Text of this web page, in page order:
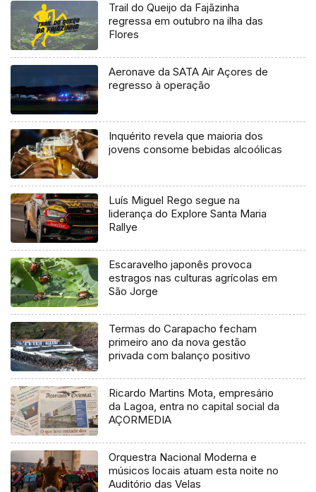
Trail do Queijo da Fajãzinha
regressa em outubro na ilha das
Flores
Aeronave da SATA Air Açores de
regresso à operação
Inquérito revela que maioria dos
jovens consome bebidas alcoólicas
Luís Miguel Rego segue na
liderança do Explore Santa Maria
Rallye
Escaravelho japonês provoca
estragos nas culturas agrícolas em
São Jorge
Termas do Carapacho fecham
primeiro ano da nova gestão
privada com balanço positivo
Ricardo Martins Mota, empresário
da Lagoa, entra no capital social da
AÇORMEDIA
Orquestra Nacional Moderna e
músicos locais atuam esta noite no
Auditório das Velas